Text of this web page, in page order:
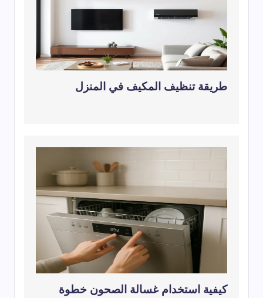
طريقة تنظيف المكيف في المنزل
كيفية استخدام غسالة الصحون خطوة